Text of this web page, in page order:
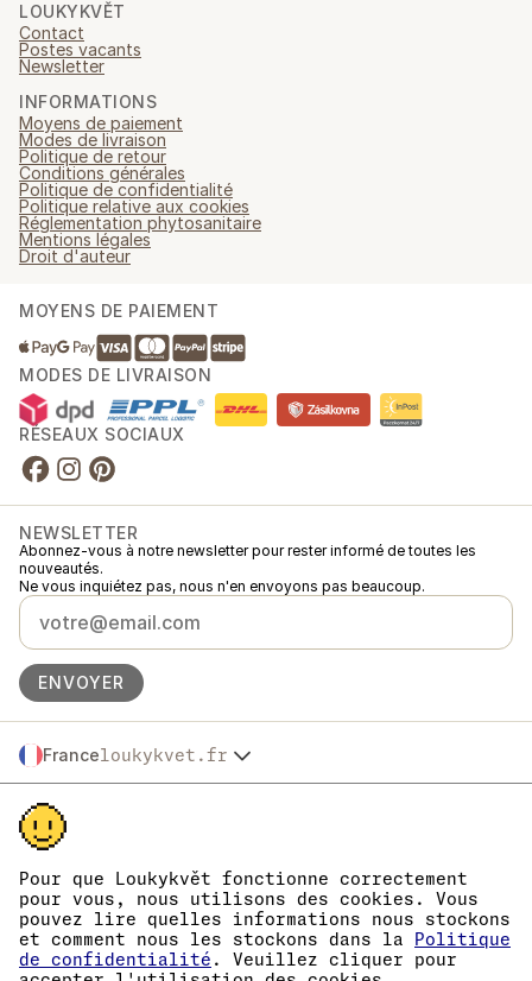
Pour que Loukykvět fonctionne correctement
pour vous, nous utilisons des cookies. Vous
pouvez lire quelles informations nous stockons
et comment nous les stockons dans la
Politique
de confidentialité . Veuillez cliquer pour
LOUKYKVĚT
Contact
Postes vacants
Newsletter
INFORMATIONS
Moyens de paiement
Modes de livraison
Politique de retour
Conditions générales
Politique de confidentialité
Politique relative aux cookies
Réglementation phytosanitaire
Mentions légales
Droit d'auteur
MOYENS DE PAIEMENT
MODES DE LIVRAISON
RÉSEAUX SOCIAUX
NEWSLETTER
Abonnez-vous à notre newsletter pour rester informé de toutes les
nouveautés.
Ne vous inquiétez pas, nous n'en envoyons pas beaucoup.
ENVOYER
Franceloukykvet.fr
Česko
Slovensko
Polska
Österreich
Deutschland
België
Danmark
Eesti
España
Loukykvět s.r.o. est immatriculée au Registre du Commerce du Tribunal
municipal de Prague, section C, dossier 268616.
numéro EKF00180493.
Nous utilisons le numéro d'enregistrement 0636 pour délivrer les
passeports phytosanitaires.
Notre numéro d'immatriculation est le 05663687, notre numéro de TVA
est le CZ05663687.
L'identifiant de la boîte de données est eng827q.